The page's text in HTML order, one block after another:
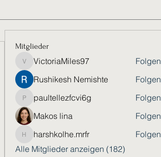
Mitglieder
VictoriaMiles97
VictoriaMiles97
Folgen
Rushikesh Nemishte
Folgen
paultellezfcvi6g
paultellezfcvi6g
Folgen
Makos lina
Folgen
harshkolhe.mrfr
harshkolhe.mrfr
Folgen
Alle Mitglieder anzeigen (182)